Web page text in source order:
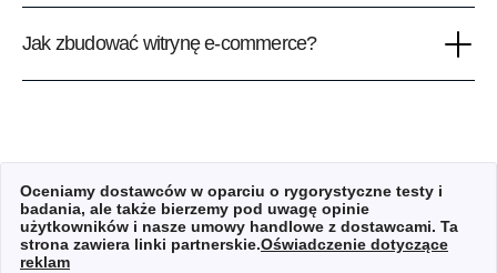
Jak zbudować witrynę e-commerce?
Oceniamy dostawców w oparciu o rygorystyczne testy i
badania, ale także bierzemy pod uwagę opinie
użytkowników i nasze umowy handlowe z dostawcami. Ta
strona zawiera linki partnerskie.Oświadczenie dotyczące
reklam